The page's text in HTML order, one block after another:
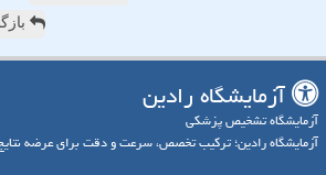
آزمایشگاه رادین
آزمایشگاه تشخیص پزشکی
آزمایشگاه رادین؛ ترکیب تخصص، سرعت و دقت برای عرضه